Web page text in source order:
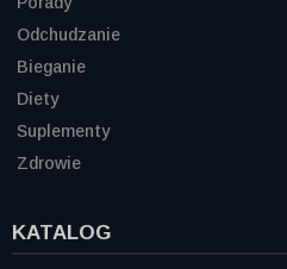
Odchudzanie
Bieganie
Diety
Suplementy
Zdrowie
KATALOG